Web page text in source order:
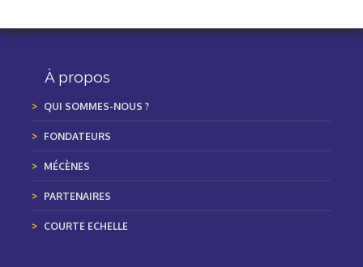
À propos
QUI SOMMES-NOUS ?
FONDATEURS
MÉCÈNES
PARTENAIRES
COURTE ECHELLE